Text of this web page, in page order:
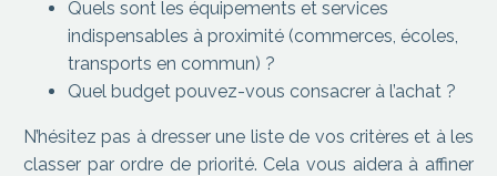
Quels sont les équipements et services
indispensables à proximité (commerces, écoles,
transports en commun) ?
Quel budget pouvez-vous consacrer à l’achat ?
N’hésitez pas à dresser une liste de vos critères et à les
classer par ordre de priorité. Cela vous aidera à affiner